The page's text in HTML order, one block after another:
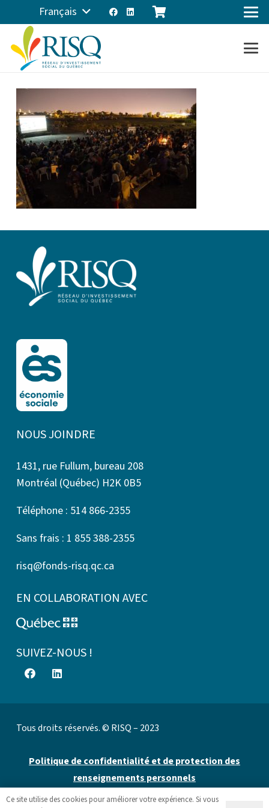
Français
NOUS JOINDRE
1431, rue Fullum, bureau 208
Montréal (Québec) H2K 0B5
Téléphone : 514 866-2355
Sans frais : 1 855 388-2355
risq@fonds-risq.qc.ca
EN COLLABORATION AVEC
SUIVEZ-NOUS !
Tous droits réservés. © RISQ – 2023
Politique de confidentialité et de protection des
renseignements personnels
Ce site utilise des cookies pour améliorer votre expérience. Si vous